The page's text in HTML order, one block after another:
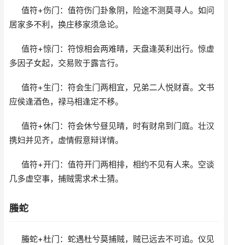
值符+伤门：值符伤门卦象阴，险途不测莫寻人。如问
居家多不利，换庄移家须急论。
值符+惊门：符惊相会两难晴，天盘逢英利出行。惊虚
多因子女起，交易败于露言行。
值符+生门：符会生门两相宜，兄弟二人悦财喜。文书
应侯逢酒色，禄马相逢定不移。
值符+休门：符会休兮昼见晴，时有财帛到门庭。壮汉
携妇并见齐，虚情假意辩详情。
值符+开门：值符开门两相排，相约不见有人来。空谈
几多虚空事，捕贼需求术士猜。
螣蛇
螣蛇+杜门：蛇遇杜兮莫捕贼，贼已远去不可追。仪见